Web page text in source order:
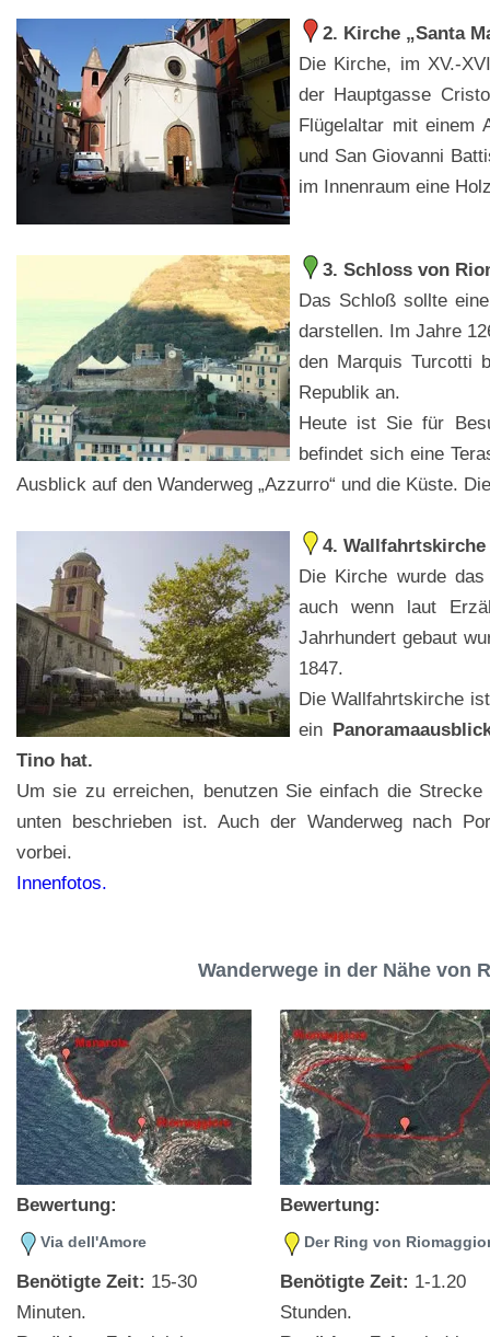
2. Kirche „Santa
Die Kirche, im XV.-
der Hauptgasse
Flügelaltar mit einem
und San Giovanni
im Innenraum eine
3. Schloss von
Das Schloß sollte
darstellen. Im Jahre
den Marquis Turcotti
Republik an.
Heute ist Sie für
befindet sich eine
Ausblick auf den Wanderweg „Azzurro“ und die Küste.
4. Wallfahrtskirche
Die Kirche wurde
auch wenn laut
Jahrhundert gebaut
1847.
Die Wallfahrtskirche
ein
Tino hat.
Um sie zu erreichen, benutzen Sie einfach die Strecke
unten beschrieben ist. Auch der Wanderweg nach
vorbei.
Innenfotos.
Wanderwege in der Nähe von
Bewertung:
Via dell'Amore
Benötigte Zeit: 15-30
Minuten.
Bewertung:
Der Ring von
Benötigte Zeit: 1-1.20
Stunden.